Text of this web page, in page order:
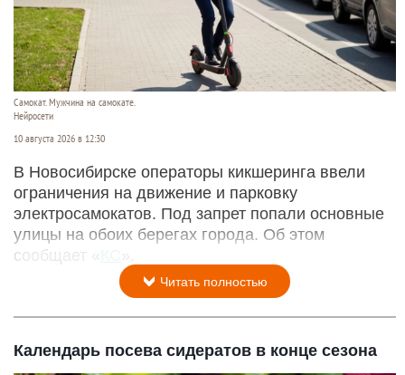
Самокат. Мужчина на самокате.
Нейросети
10 августа 2026 в 12:30
В Новосибирске операторы кикшеринга ввели
ограничения на движение и парковку
электросамокатов. Под запрет попали основные
улицы на обоих берегах города. Об этом
сообщает « КС
Читать полностью
Календарь посева сидератов в конце сезона